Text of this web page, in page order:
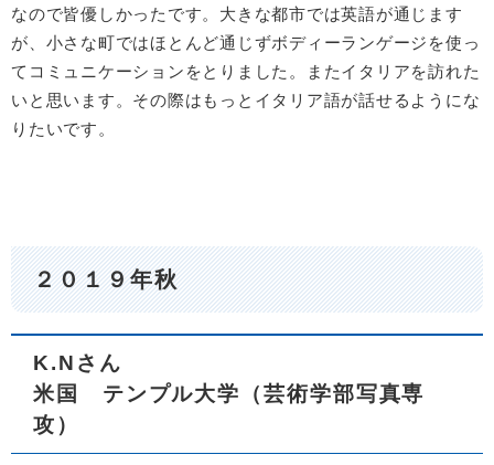
なので皆優しかったです。大きな都市では英語が通じます
が、小さな町ではほとんど通じずボディーランゲージを使っ
てコミュニケーションをとりました。またイタリアを訪れた
いと思います。その際はもっとイタリア語が話せるようにな
りたいです。
２０１９年秋
K.Nさん
米国 テンプル大学
（芸術学部写真専
攻）